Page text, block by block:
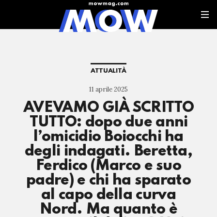
ATTUALITÀ
11 aprile 2025
AVEVAMO GIÀ SCRITTO
TUTTO: dopo due anni
l’omicidio Boiocchi ha
degli indagati. Beretta,
Ferdico (Marco e suo
padre) e chi ha sparato
al capo della curva
Nord. Ma quanto è